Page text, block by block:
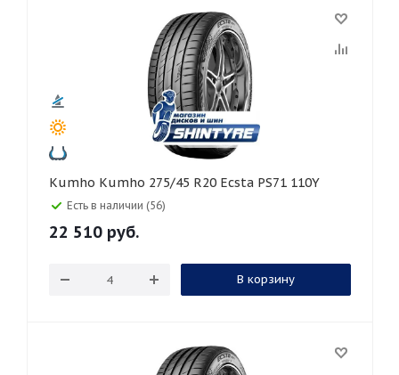
Kumho Kumho 275/45 R20 Ecsta PS71 110Y
Есть в наличии (56)
22 510 руб.
В корзину